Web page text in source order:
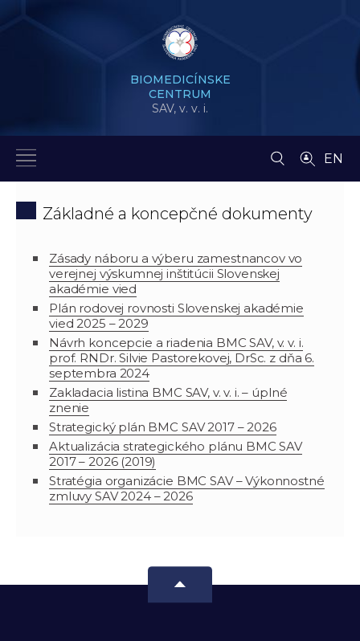
BIOMEDICÍNSKE
CENTRUM
SAV, v. v. i.
EN
Základné a koncepčné dokumenty
Zásady náboru a výberu zamestnancov vo
verejnej výskumnej inštitúcii Slovenskej
akadémie vied
Plán rodovej rovnosti Slovenskej akadémie
vied 2025 – 2029
Návrh koncepcie a riadenia BMC SAV, v. v. i.
prof. RNDr. Silvie Pastorekovej, DrSc. z dňa 6.
septembra 2024
Zakladacia listina BMC SAV, v. v. i. – úplné
znenie
Strategický plán BMC SAV 2017 – 2026
Aktualizácia strategického plánu BMC SAV
2017 – 2026 (2019)
Stratégia organizácie BMC SAV – Výkonnostné
zmluvy SAV 2024 – 2026